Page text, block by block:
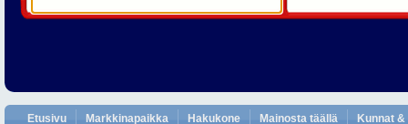
Etusivu Markkinapaikka Hakukone Mainosta täällä Kunnat